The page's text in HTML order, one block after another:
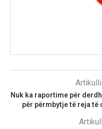
Nuk ka raportime për
për përmbytje të reja të